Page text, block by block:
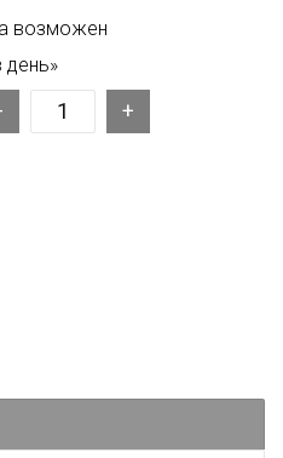
возможен